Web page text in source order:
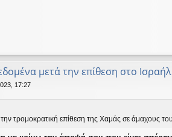
μετά την επίθεση στο Ισραήλ
17:27
τρομοκρατική επίθεση της Χαμάς σε άμαχους του